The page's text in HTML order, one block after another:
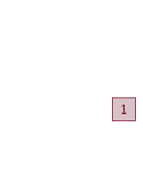
1